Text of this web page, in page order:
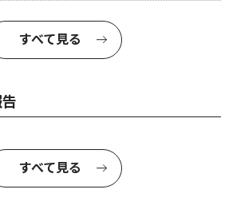
すべて見る
すべて見る